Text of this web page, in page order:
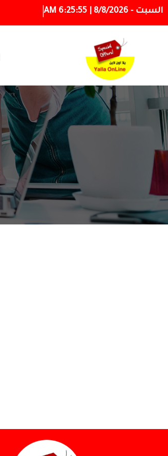
السبت - 8/8/2026 | 6:25:55 AM